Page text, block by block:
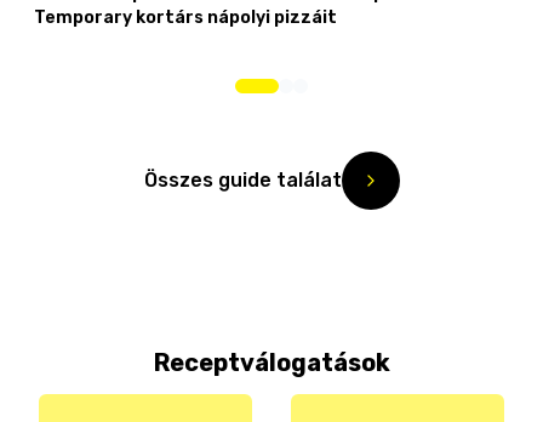
Temporary kortárs nápolyi pizzáit
Összes guide találat
Receptválogatások